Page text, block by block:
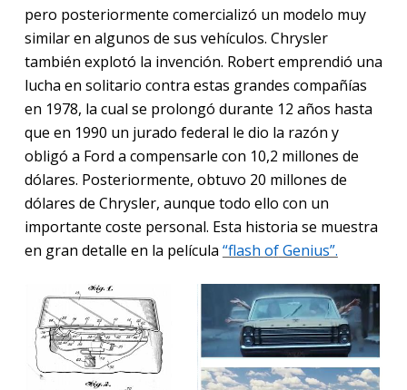
pero posteriormente comercializó un modelo muy
similar en algunos de sus vehículos. Chrysler
también explotó la invención. Robert emprendió una
lucha en solitario contra estas grandes compañías
en 1978, la cual se prolongó durante 12 años hasta
que en 1990 un jurado federal le dio la razón y
obligó a Ford a compensarle con 10,2 millones de
dólares. Posteriormente, obtuvo 20 millones de
dólares de Chrysler, aunque todo ello con un
importante coste personal. Esta historia se muestra
en gran detalle en la película “flash ofGenius”.